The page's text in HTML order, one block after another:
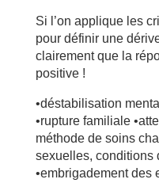
Si l’on applique les
pour définir une
clairement que la
positive !
•déstabilisation
•rupture familiale
méthode de soins
sexuelles, conditions
•embrigadement des